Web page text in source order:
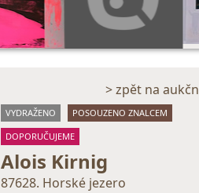
> zpět na
VYDRAŽENO
POSOUZENO ZNALCEM
DOPORUČUJEME
Alois Kirnig
87628. Horské jezero